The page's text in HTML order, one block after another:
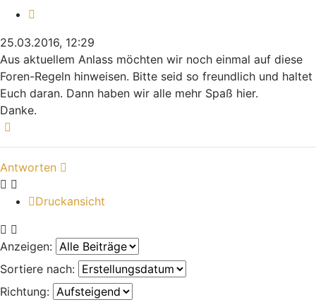
25.03.2016, 12:29
Aus aktuellem Anlass möchten wir noch einmal auf diese
Foren-Regeln hinweisen. Bitte seid so freundlich und haltet
Euch daran. Dann haben wir alle mehr Spaß hier.
Danke.
Antworten
Druckansicht
Anzeigen:
Sortiere nach:
Richtung: